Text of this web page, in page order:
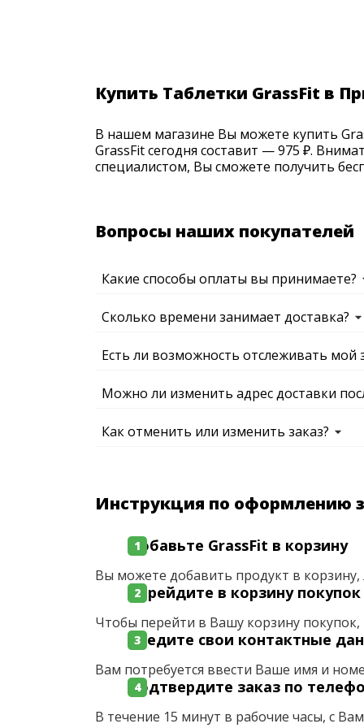
Купить Таблетки GrassFit в
В нашем магазине Вы можете купить
GrassFit сегодня составит — 975 ₽.
специалистом, Вы сможете получить
Вопросы наших покупателей
Какие способы оплаты вы принимаете?
Сколько времени занимает доставка?
Есть ли возможность отслеживать мой
Можно ли изменить адрес доставки
Как отменить или изменить заказ?
Инструкция по оформлению
Добавьте GrassFit в корзину
Вы можете добавить продукт в корзину,
Перейдите в корзину покупок
Чтобы перейти в Вашу корзину
Введите свои контактные
Вам потребуется ввести Ваше имя и
Подтвердите заказ по
В течение 15 минут в рабочие часы, с